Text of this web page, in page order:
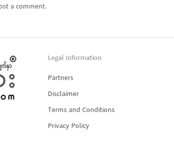
a comment.
Legal Information
Partners
Disclaimer
Terms and Conditions
Privacy Policy